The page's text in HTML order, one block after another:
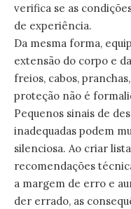
verifica se as
de experiência.
Da mesma forma,
extensão do corpo e
freios, cabos,
proteção não é
Pequenos sinais de
inadequadas podem
silenciosa. Ao criar
recomendações
a margem de erro e
der errado, as